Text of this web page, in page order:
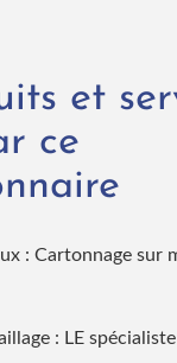
et
ce
: Cartonnage sur
: LE